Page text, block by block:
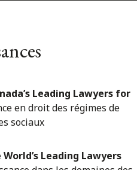
Leading Lawyers for
en droit des régimes de
sociaux
Leading Lawyers